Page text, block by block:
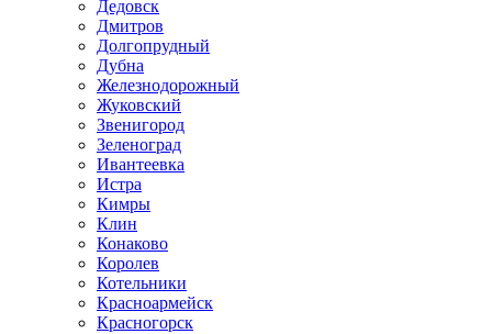
Дедовск
Дмитров
Долгопрудный
Дубна
Железнодорожный
Жуковский
Звенигород
Зеленоград
Ивантеевка
Истра
Кимры
Клин
Конаково
Королев
Котельники
Красноармейск
Красногорск